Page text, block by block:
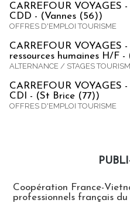
CARREFOUR VOYAGES
CDD - (Vannes (56))
OFFRES D'EMPLOI TOURISME
CARREFOUR
ressources humaines H/F
ALTERNANCE / STAGES
CARREFOUR VOYAGES
CDI - (St Brice (77))
OFFRES D'EMPLOI TOURISME
Coopération France-
professionnels français